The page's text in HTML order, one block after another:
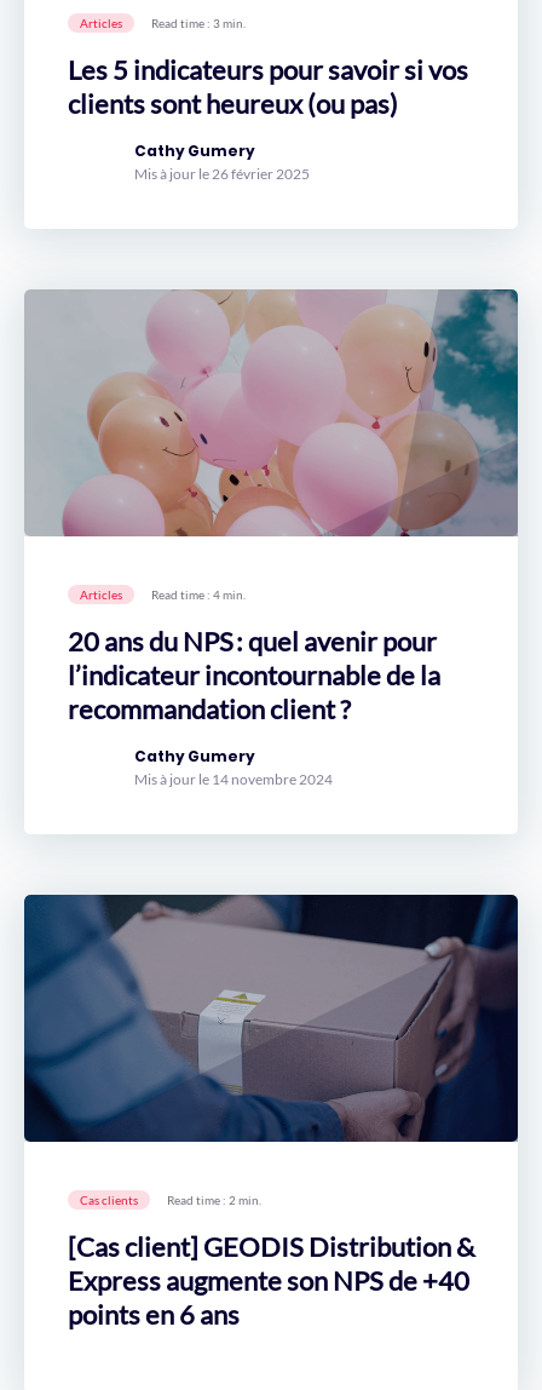
Articles Read time : 3 min.
Les 5 indicateurs pour savoir si vos
clients sont heureux (ou pas)
Cathy Gumery
Mis à jour le 26 février 2025
Articles Read time : 4 min.
20 ans du NPS : quel avenir pour
l’indicateur incontournable de la
recommandation client ?
Cathy Gumery
Mis à jour le 14 novembre 2024
Cas clients Read time : 2 min.
[Cas client] GEODIS Distribution &
Express augmente son NPS de +40
points en 6 ans